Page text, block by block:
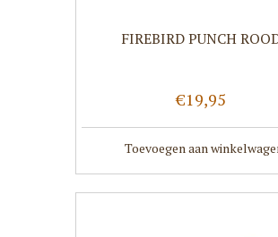
FIREBIRD PUNCH
€19,95
Toevoegen aan